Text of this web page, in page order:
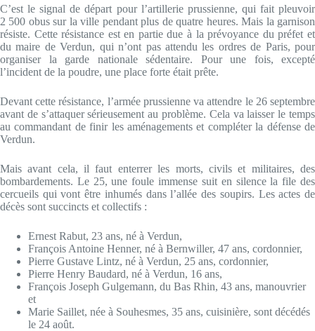
C’est le signal de départ pour l’artillerie prussienne, qui fait pleuvoir
2 500 obus sur la ville pendant plus de quatre heures. Mais la garnison
résiste. Cette résistance est en partie due à la prévoyance du préfet et
du maire de Verdun, qui n’ont pas attendu les ordres de Paris, pour
organiser la garde nationale sédentaire. Pour une fois, excepté
l’incident de la poudre, une place forte était prête.
Devant cette résistance, l’armée prussienne va attendre le 26 septembre
avant de s’attaquer sérieusement au problème. Cela va laisser le temps
au commandant de finir les aménagements et compléter la défense de
Verdun.
Mais avant cela, il faut enterrer les morts, civils et militaires, des
bombardements. Le 25, une foule immense suit en silence la file des
cercueils qui vont être inhumés dans l’allée des soupirs. Les actes de
décès sont succincts et collectifs :
Ernest Rabut, 23 ans, né à Verdun,
François Antoine Henner, né à Bernwiller, 47 ans, cordonnier,
Pierre Gustave Lintz, né à Verdun, 25 ans, cordonnier,
Pierre Henry Baudard, né à Verdun, 16 ans,
François Joseph Gulgemann, du Bas Rhin, 43 ans, manouvrier
et
Marie Saillet, née à Souhesmes, 35 ans, cuisinière, sont décédés
le 24 août.